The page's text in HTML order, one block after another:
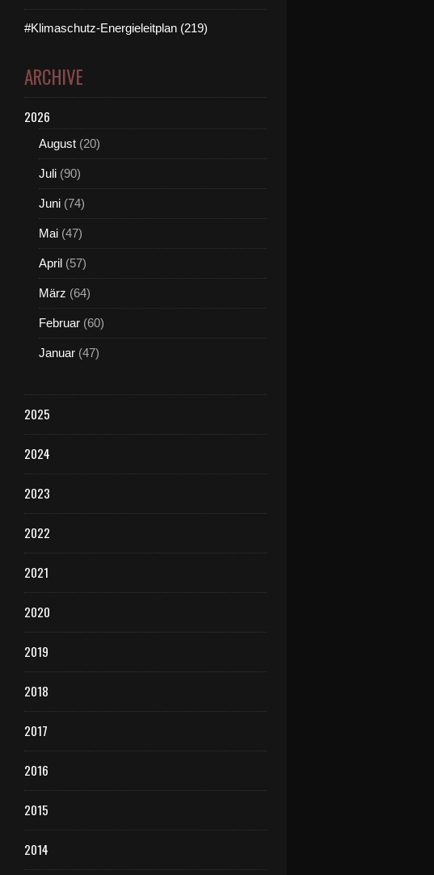
#Klimaschutz-Energieleitplan (219)
ARCHIVE
2026
August (20)
Juli (90)
Juni (74)
Mai (47)
April (57)
März (64)
Februar (60)
Januar (47)
2025
2024
2023
2022
2021
2020
2019
2018
2017
2016
2015
2014